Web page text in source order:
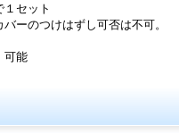
セット
ーのつけはずし可否は不可。
可能